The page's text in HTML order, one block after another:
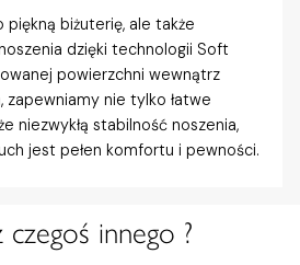
biżuterię, ale także
dzięki technologii Soft
powierzchni wewnątrz
zapewniamy nie tylko łatwe
niezwykłą stabilność noszenia,
jest pełen komfortu i pewności.
czegoś innego ?